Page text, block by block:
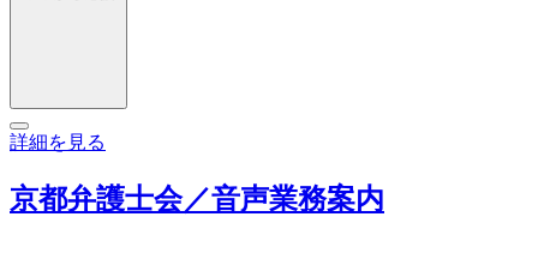
詳細を見る
京都弁護士会／音声業務案内